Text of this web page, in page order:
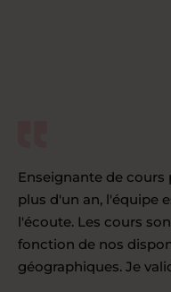
Enseignante de cours
plus d'un an, l'équipe
l'écoute. Les cours
fonction de nos
géographiques. Je